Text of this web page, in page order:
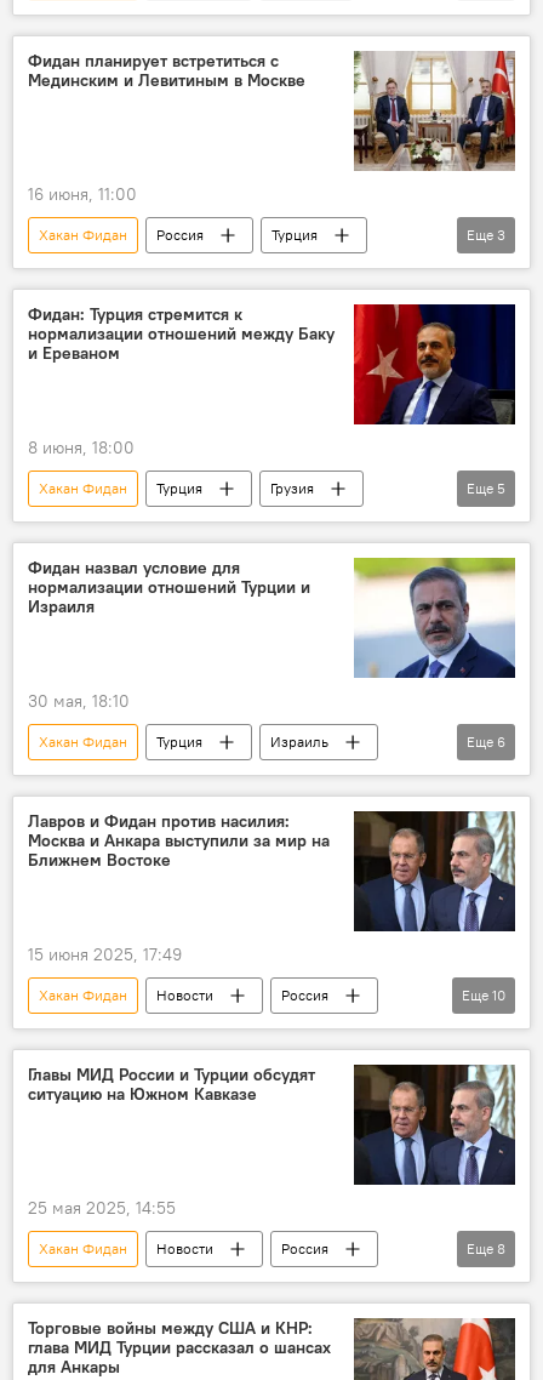
Владимир Путин
Москва
Фидан планирует встретиться с
Мединским и Левитиным в Москве
16 июня, 11:00
Хакан Фидан Россия
Турция
Владимир Мединский
Игорь Левитин
Встреча
Еще 3
Фидан: Турция стремится к
нормализации отношений между Баку
и Ереваном
8 июня, 18:00
Хакан Фидан Турция
Грузия
Азербайджан
Встреча
Выборы
Баку
Еще 5
Фидан назвал условие для
нормализации отношений Турции и
Израиля
30 мая, 18:10
Хакан Фидан Турция
Израиль
двусторонние отношения
Политика
Интервью
Япония
Палестина
Ближний Восток
Еще 6
Лавров и Фидан против насилия:
Москва и Анкара выступили за мир на
Ближнем Востоке
15 июня 2025, 17:49
Хакан Фидан Новости
Россия
Турция
Сергей Лавров
МИД России
МИД Турции
Ближний Восток
Конфликт
Иран
Еще 10
Главы МИД России и Турции обсудят
ситуацию на Южном Кавказе
25 мая 2025, 14:55
Хакан Фидан Новости
Россия
Турция
МИД РФ
Сергей Лавров
Визит
Москва
Закавказье
Южный Кавказ
Ситуация
Еще 8
Торговые войны между США и КНР:
глава МИД Турции рассказал о шансах
для Анкары